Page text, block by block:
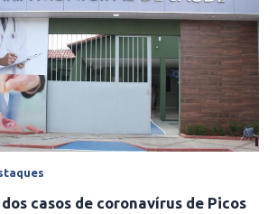
casos de coronavírus de Picos